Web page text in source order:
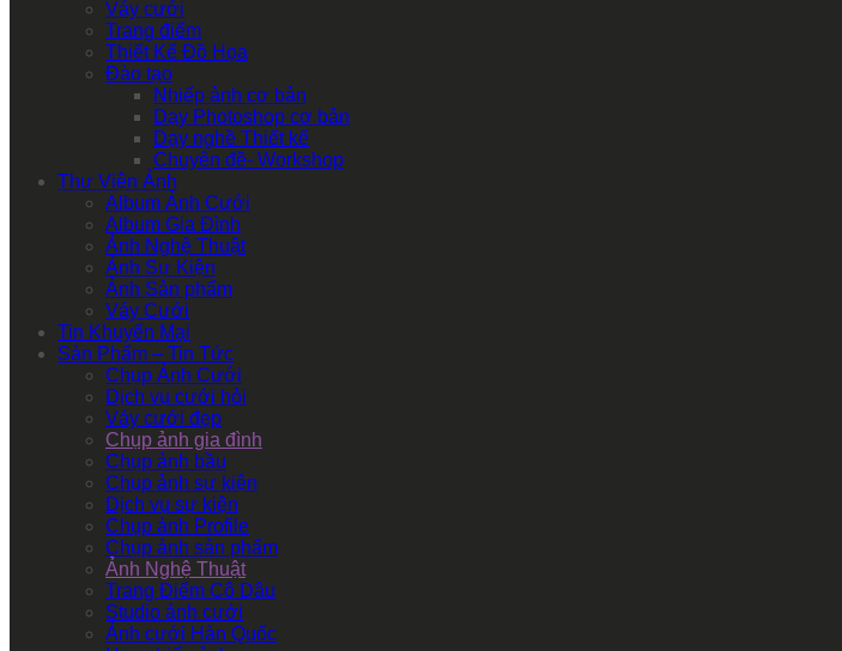
Váy cưới
Trang điểm
Thiết Kế Đồ Họa
Đào tạo
Nhiếp ảnh cơ bản
Dạy Photoshop cơ bản
Dạy nghề Thiết kế
Chuyên đề- Workshop
Thư Viện Ảnh
Album Ảnh Cưới
Album Gia Đình
Ảnh Nghệ Thuật
Ảnh Sự Kiện
Ảnh Sản phẩm
Váy Cưới
Tin Khuyến Mại
Sản Phẩm – Tin Tức
Chụp Ảnh Cưới
Dịch vụ cưới hỏi
Váy cưới đẹp
Chụp ảnh gia đình
Chụp ảnh bầu
Chụp ảnh sự kiện
Dịch vụ sự kiện
Chụp ảnh Profile
Chụp ảnh sản phẩm
Ảnh Nghệ Thuật
Trang Điểm Cô Dâu
Studio ảnh cưới
Ảnh cưới Hàn Quốc